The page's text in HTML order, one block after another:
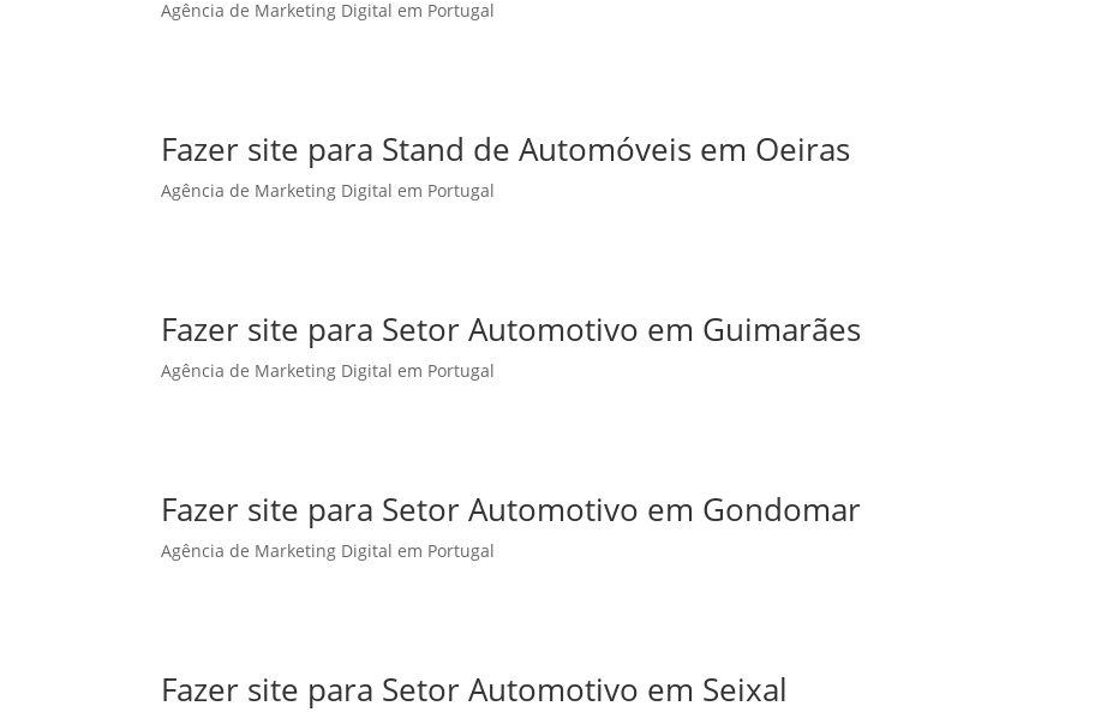
Agência de Marketing Digital em Portugal
Fazer site para Stand de Automóveis em Oeiras
Agência de Marketing Digital em Portugal
Fazer site para Setor Automotivo em Guimarães
Agência de Marketing Digital em Portugal
Fazer site para Setor Automotivo em Gondomar
Agência de Marketing Digital em Portugal
Fazer site para Setor Automotivo em Seixal